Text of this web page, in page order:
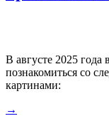
В августе 2025
познакомиться со
картинами:
→